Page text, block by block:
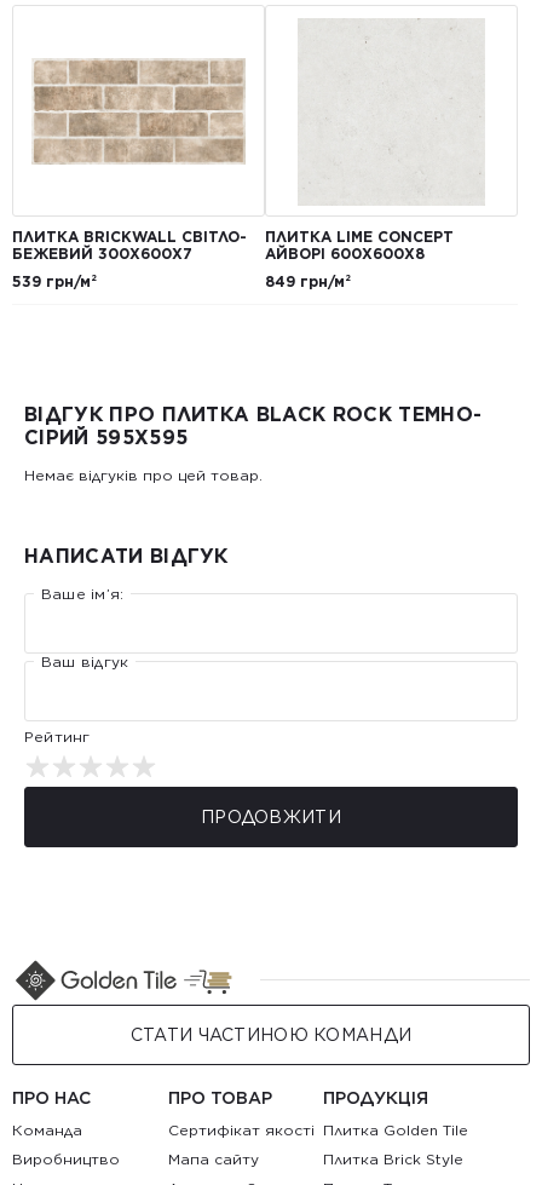
ПЛИТКА BRICKWALL СВІТЛО-
БЕЖЕВИЙ 300Х600Х7
539 грн/м²
ПЛИТКА LIME CONCEPT
АЙВОРІ 600Х600Х8
849 грн/м²
ВІДГУК ПРО ПЛИТКА BLACK ROCK ТЕМНО-
СІРИЙ 595Х595
Немає відгуків про цей товар.
НАПИСАТИ ВІДГУК
Ваше ім’я:
Ваш відгук
Рейтинг
ПРОДОВЖИТИ
СТАТИ ЧАСТИНОЮ КОМАНДИ
ПРО НАС
Команда
Виробництво
ПРО ТОВАР
Сертифікат якості
Мапа сайту
ПРОДУКЦІЯ
Плитка Golden Tile
Плитка Brick Style